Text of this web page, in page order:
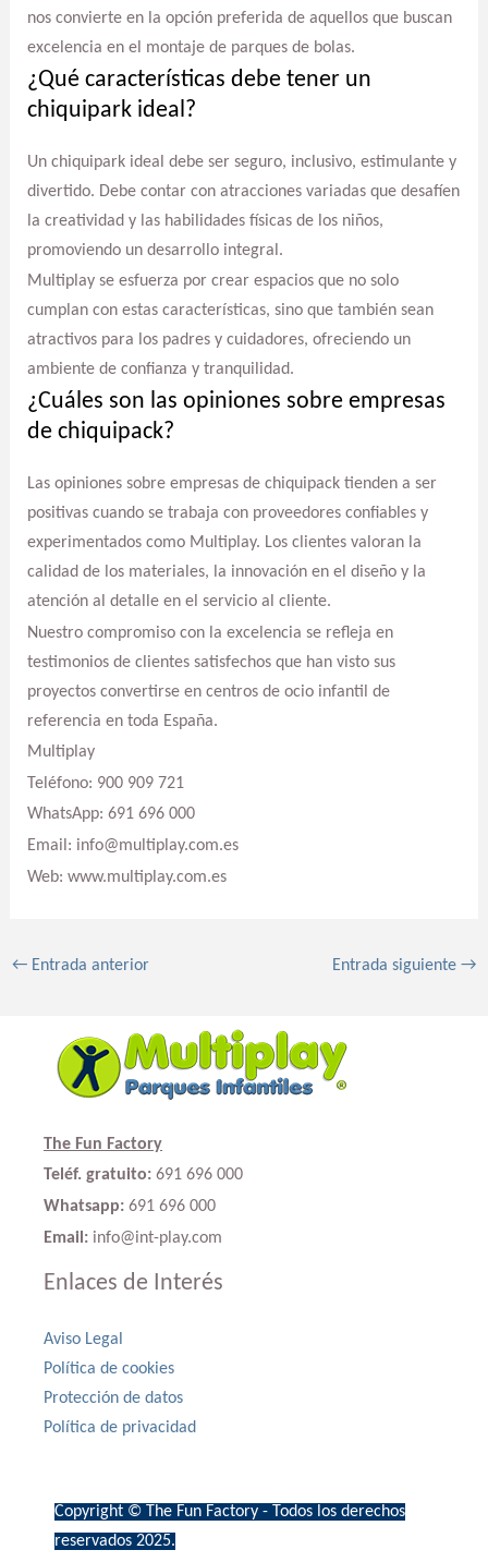
nos convierte en la opción preferida de aquellos que buscan
excelencia en el montaje de parques de bolas.
¿Qué características debe tener un
chiquipark ideal?
Un chiquipark ideal debe ser seguro, inclusivo, estimulante y
divertido. Debe contar con atracciones variadas que desafíen
la creatividad y las habilidades físicas de los niños,
promoviendo un desarrollo integral.
Multiplay se esfuerza por crear espacios que no solo
cumplan con estas características, sino que también sean
atractivos para los padres y cuidadores, ofreciendo un
ambiente de confianza y tranquilidad.
¿Cuáles son las opiniones sobre empresas
de chiquipack?
Las opiniones sobre empresas de chiquipack tienden a ser
positivas cuando se trabaja con proveedores confiables y
experimentados como Multiplay. Los clientes valoran la
calidad de los materiales, la innovación en el diseño y la
atención al detalle en el servicio al cliente.
Nuestro compromiso con la excelencia se refleja en
testimonios de clientes satisfechos que han visto sus
proyectos convertirse en centros de ocio infantil de
referencia en toda España.
Multiplay
Teléfono: 900 909 721
WhatsApp: 691 696 000
Email: info@multiplay.com.es
Web: www.multiplay.com.es
←Entrada anterior Entrada siguiente→
The Fun Factory
Teléf. gratuito: 691 696 000
Whatsapp: 691 696 000
Email: info@int-play.com
Enlaces de Interés
Aviso Legal
Política de cookies
Protección de datos
Política de privacidad
Copyright © The Fun Factory - Todos los derechos
reservados 2025.